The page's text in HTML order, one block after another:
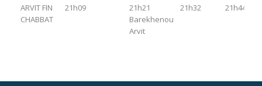
ARVIT FIN
CHABBAT
21h09
21h21
Barekhenou
Arvit
21h32 21h44